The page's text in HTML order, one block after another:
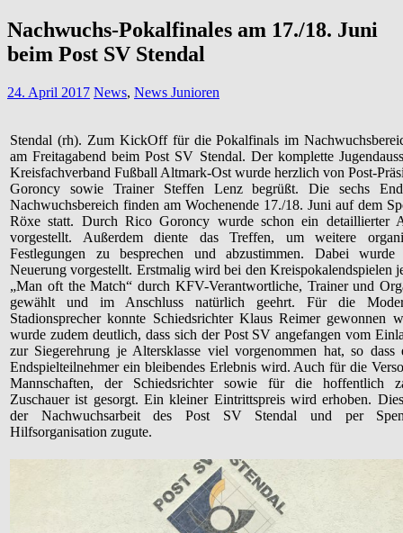
Nachwuchs-Pokalfinales am 17./18. Juni
beim Post SV Stendal
24. April 2017 News, News Junioren
Stendal (rh). Zum KickOff für die Pokalfinals im
am Freitagabend beim Post SV Stendal. Der komplette
Kreisfachverband Fußball Altmark-Ost wurde herzlich von Post-
Goroncy sowie Trainer Steffen Lenz begrüßt. Die sechs
Nachwuchsbereich finden am Wochenende 17./18. Juni auf dem
Röxe statt. Durch Rico Goroncy wurde schon ein detaillierter
vorgestellt. Außerdem diente das Treffen, um weitere
Festlegungen zu besprechen und abzustimmen. Dabei
Neuerung vorgestellt. Erstmalig wird bei den Kreispokalendspielen
„Man oft the Match“ durch KFV-Verantwortliche, Trainer und
gewählt und im Anschluss natürlich geehrt. Für die
Stadionsprecher konnte Schiedsrichter Klaus Reimer gewonnen
wurde zudem deutlich, dass sich der Post SV angefangen vom
zur Siegerehrung je Altersklasse viel vorgenommen hat, so
Endspielteilnehmer ein bleibendes Erlebnis wird. Auch für die
Mannschaften, der Schiedsrichter sowie für die hoffentlich
Zuschauer ist gesorgt. Ein kleiner Eintrittspreis wird erhoben.
der Nachwuchsarbeit des Post SV Stendal und per
Hilfsorganisation zugute.